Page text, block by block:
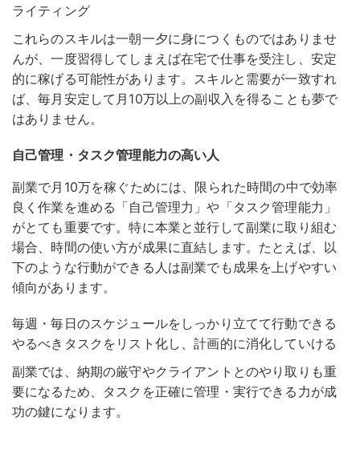
ライティング
これらのスキルは一朝一夕に身につくものではありませ
んが、一度習得してしまえば在宅で仕事を受注し、安定
的に稼げる可能性があります。スキルと需要が一致すれ
ば、毎月安定して月10万以上の副収入を得ることも夢で
はありません。
自己管理・タスク管理能力の高い人
副業で月10万を稼ぐためには、限られた時間の中で効率
良く作業を進める「自己管理力」や「タスク管理能力」
がとても重要です。特に本業と並行して副業に取り組む
場合、時間の使い方が成果に直結します。たとえば、以
下のような行動ができる人は副業でも成果を上げやすい
傾向があります。
毎週・毎日のスケジュールをしっかり立てて行動できる
やるべきタスクをリスト化し、計画的に消化していける
副業では、納期の厳守やクライアントとのやり取りも重
要になるため、タスクを正確に管理・実行できる力が成
功の鍵になります。